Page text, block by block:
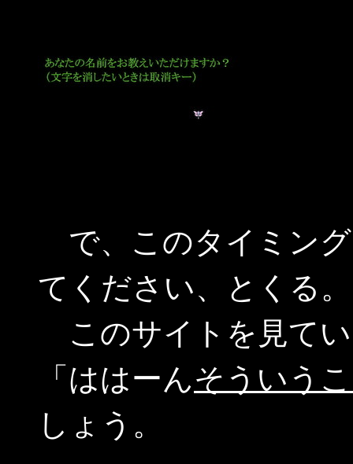
で、このタイミン
てください、とくる。
このサイトを見て
「ははーんそういう
しょう。